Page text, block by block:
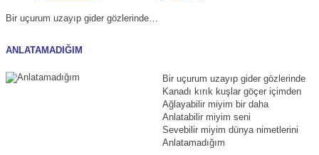
Bir uçurum uzayıp gider gözlerinde…
ANLATAMADIĞIM
Bir uçurum uzayıp gider gözlerinde
Kanadı kırık kuşlar göçer içimden
Ağlayabilir miyim bir daha
Anlatabilir miyim seni
Sevebilir miyim dünya nimetlerini
Anlatamadığım